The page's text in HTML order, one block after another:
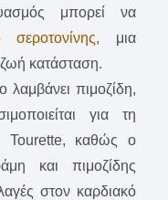
μπορεί να
σεροτονίνης, μια
ζωή κατάσταση.
πιμοζίδη,
για τη
Tourette, καθώς ο
και πιμοζίδης
στον καρδιακό